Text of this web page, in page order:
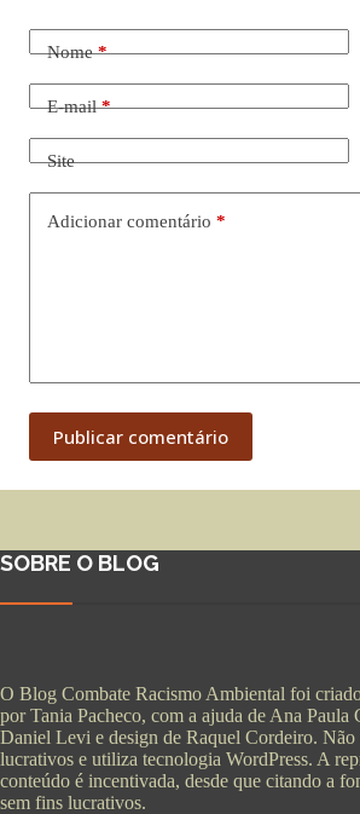
Nome*
E-mail*
Site
Adicionar comentário *
Publicar comentário
SOBRE O BLOG
O Blog Combate Racismo Ambiental foi
por Tania Pacheco, com a ajuda de Ana Paula
Daniel Levi e design de Raquel Cordeiro. Não
lucrativos e utiliza tecnologia WordPress. A
conteúdo é incentivada, desde que citando a
sem fins lucrativos.